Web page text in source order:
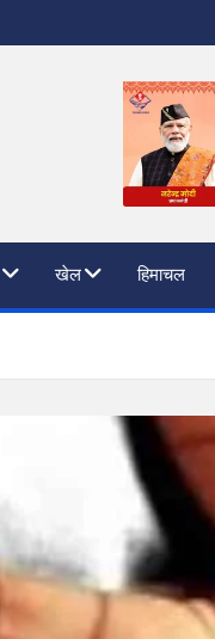
खेल हिमाचल